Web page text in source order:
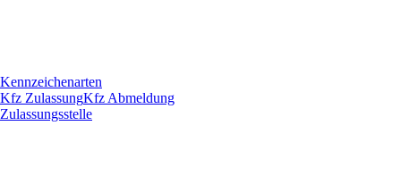
Kennzeichenarten
Kfz ZulassungKfz Abmeldung
Zulassungsstelle